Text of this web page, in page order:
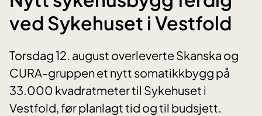
ved Sykehuset i Vestfold
Torsdag 12. august overleverte Skanska og
CURA-gruppen et nytt somatikkbygg på
33.000 kvadratmeter til Sykehuset i
Vestfold, før planlagt tid og til budsjett.